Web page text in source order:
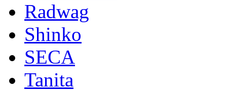
Radwag
Shinko
SECA
Tanita